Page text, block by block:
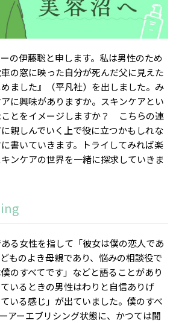
の伊藤聡と申します。私は男性のため
の窓に映った自分が死んだ父に見えた
ました』（平凡社）を出しました。み
に興味がありますか。スキンケアとい
ことをイメージしますか？ こちらの連
親しんでいく上で役に立つかもしれな
書いていきます。トライしてみれば楽
ンケアの世界を一緒に探求していきま
る女性を指して「彼女は僕の恋人であ
ものよき母親であり、悩みの相談役で
のすべてです」などと語ることがあり
いるときの男性はわりと自信ありげ
いる感じ」が出ていました。僕のすべ
アーエブリシング状態に、かつては聞